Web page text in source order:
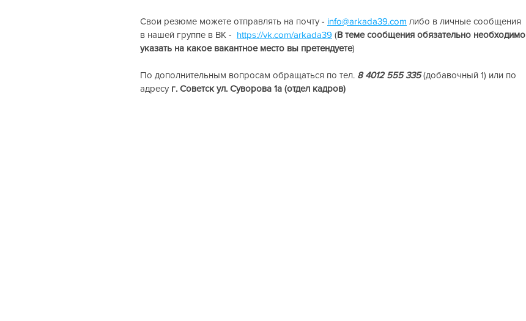
Свои резюме можете отправлять на почту - info@arkada39.com либо в личные сообщения
в нашей группе в ВК - https://vk.com/arkada39 (В теме сообщения обязательно необходимо
указать на какое вакантное место вы претендуете)
По дополнительным вопросам обращаться по тел. 8 4012 555 335 (добавочный 1) или по
адресу г. Советск ул. Суворова 1а (отдел кадров)